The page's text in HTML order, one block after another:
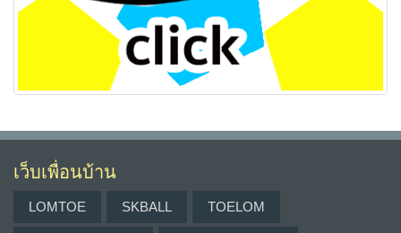
เว็บเพื่อนบ้าน
LOMTOE SKBALL TOELOM